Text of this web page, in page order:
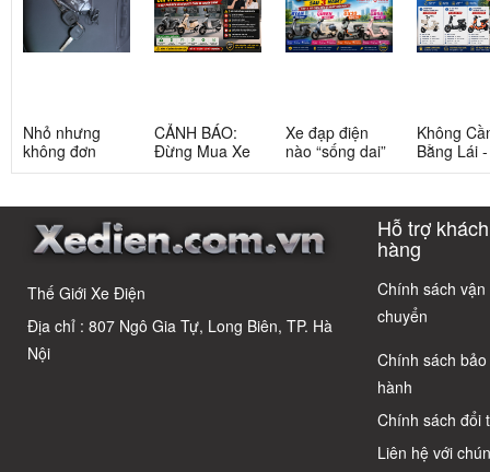
Nhỏ nhưng
không đơn
giản: Sự thật
học sinh cấp 2
CẢNH BÁO:
Đừng Mua Xe
Điện Chỉ Vì
Cáo! 5 Bẫy
Quyết Chọn Xe
Chuẩn Chỉnh
Xe đạp điện
nào “sống dai”
nhất sau 5
có câu trả lời
Không
Bằng Lái
3 Xe Đạp
Cho Học
Thế Giới Xe Điện
Địa chỉ : 807 Ngô Gia Tự, Long Biên, TP. Hà
Nội
Hỗ trợ khách
hàng
Chính sách vận
chuyển
Chính sách bảo
hành
Chính sách đổi
Liên hệ với